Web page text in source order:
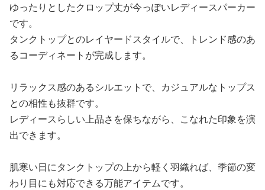
ゆったりとしたクロップ丈が今っぽいレディースパーカー
です。
タンクトップとのレイヤードスタイルで、トレンド感のあ
るコーディネートが完成します。
リラックス感のあるシルエットで、カジュアルなトップス
との相性も抜群です。
レディースらしい上品さを保ちながら、こなれた印象を演
出できます。
肌寒い日にタンクトップの上から軽く羽織れば、季節の変
わり目にも対応できる万能アイテムです。